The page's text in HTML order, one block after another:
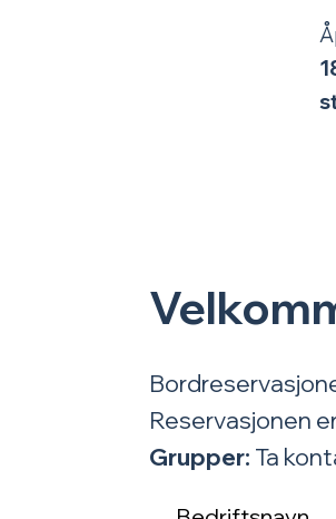
Reservasjonen
Grupper: Ta